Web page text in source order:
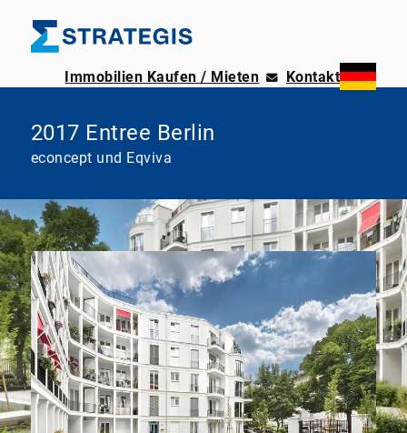
Immobilien Kaufen / Mieten Kontakt
2017 Entree Berlin
econcept und Eqviva